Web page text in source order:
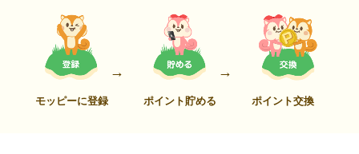
モッピーに登録 ポイント貯める ポイント交換